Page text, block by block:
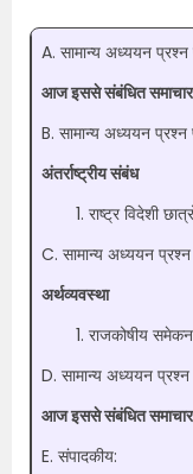
A. सामान्य अध्ययन
आज इससे संबंधित
B. सामान्य अध्ययन
अंतर्राष्ट्रीय संबंध
राष्ट्र विदेशी
C. सामान्य अध्ययन
अर्थव्यवस्था
राजकोषीय
D. सामान्य अध्ययन
आज इससे संबंधित
E. संपादकीय: